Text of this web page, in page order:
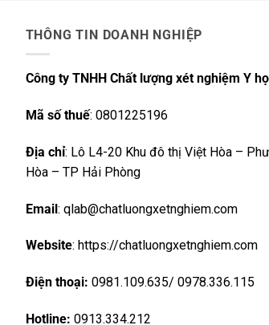
THÔNG TIN DOANH NGHIỆP
Công ty TNHH Chất lượng xét nghiệm Y
Mã số thuế: 0801225196
Địa chỉ: Lô L4-20 Khu đô thị Việt Hòa –
Hòa – TP Hải Phòng
Email: qlab@chatluongxetnghiem.com
Website: https://chatluongxetnghiem.com
Điện thoại: 0981.109.635/ 0978.336.115
Hotline: 0913.334.212